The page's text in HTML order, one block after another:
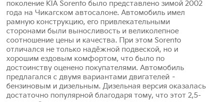
поколение KIA Sorento было представлено зимой 2002
года на Чикагском автосалоне. Автомобиль имел
рамную конструкцию, его привлекательными
сторонами были выносливость и великолепное
соотношение цены и качества. При этом Sorento
отличался не только надёжной подвеской, но и
хорошим ездовым комфортом, что было по
достоинству оценено покупателями. Автомобиль
предлагался с двумя вариантами двигателей –
бензиновым и дизельным. Дизельная версия оказалась
достаточно популярной благодаря тому, что этот 2,5-